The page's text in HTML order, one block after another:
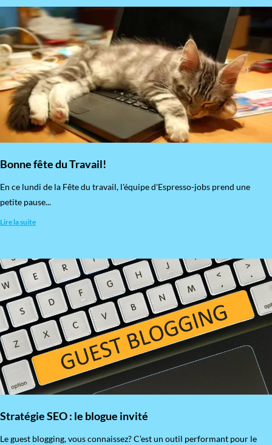
Bonne fête du Travail!
En ce lundi de la Fête du travail, l'équipe d'Espresso-jobs prend une
petite pause...
Lire la suite
Stratégie SEO : le blogue invité
​Le guest blogging, vous connaissez? C’est un outil performant pour le